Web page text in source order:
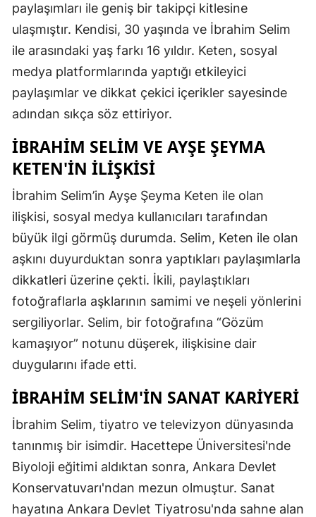
paylaşımları ile geniş bir takipçi kitlesine
ulaşmıştır. Kendisi, 30 yaşında ve İbrahim Selim
ile arasındaki yaş farkı 16 yıldır. Keten, sosyal
medya platformlarında yaptığı etkileyici
paylaşımlar ve dikkat çekici içerikler sayesinde
adından sıkça söz ettiriyor.
İBRAHIM SELIM VE AYŞE ŞEYMA
KETEN'IN İLIŞKISI
İbrahim Selim’in Ayşe Şeyma Keten ile olan
ilişkisi, sosyal medya kullanıcıları tarafından
büyük ilgi görmüş durumda. Selim, Keten ile olan
aşkını duyurduktan sonra yaptıkları paylaşımlarla
dikkatleri üzerine çekti. İkili, paylaştıkları
fotoğraflarla aşklarının samimi ve neşeli yönlerini
sergiliyorlar. Selim, bir fotoğrafına “Gözüm
kamaşıyor” notunu düşerek, ilişkisine dair
duygularını ifade etti.
İBRAHIM SELIM'IN SANAT KARIYERI
İbrahim Selim, tiyatro ve televizyon dünyasında
tanınmış bir isimdir. Hacettepe Üniversitesi'nde
Biyoloji eğitimi aldıktan sonra, Ankara Devlet
Konservatuvarı'ndan mezun olmuştur. Sanat
hayatına Ankara Devlet Tiyatrosu'nda sahne alan